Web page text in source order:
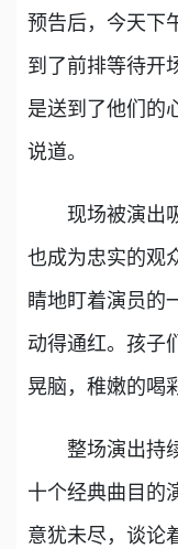
预告后，今天下
到了前排等待开
是送到了他们的
说道。
现场被演出吸
也成为忠实的观
睛地盯着演员的
动得通红。孩子
晃脑，稚嫩的喝
整场演出持续
十个经典曲目的
意犹未尽，谈论